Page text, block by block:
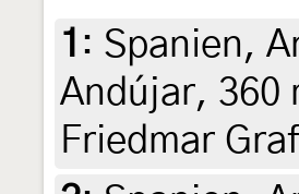
1 : Spanien,
Andújar, 360
Friedmar